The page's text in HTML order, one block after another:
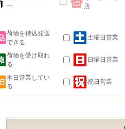
ー
店
荷物を持込発送
できる
土曜日営業
荷物を受け取れ
る
日曜日営業
本日営業してい
る
祝日営業